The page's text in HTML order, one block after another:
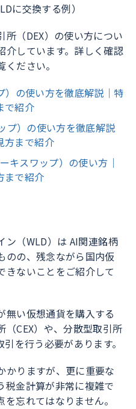
に交換する例）
（DEX）の使い方につい
介しています。詳しく確認
ださい。
の使い方を徹底解説｜特
で紹介
プ）の使い方を徹底解説
方まで紹介
キスワップ）の使い方｜
まで紹介
ン（WLD）は AI関連銘柄
のの、残念ながら国内仮
きないことをご紹介して
無い仮想通貨を購入する
CEX）や、分散型取引所
引を行う必要があります。
かりますが、更に重要な
税金計算が非常に複雑で
忘れてはなりません。